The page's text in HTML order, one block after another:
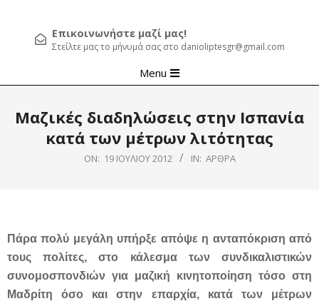
Επικοινωνήστε μαζί μας!
Στείλτε μας το μήνυμά σας στο danioliptesgr@gmail.com
Navigation
Menu
Μαζικές διαδηλώσεις στην Ισπανία
κατά των μέτρων λιτότητας
ON: 19 ΙΟΥΛΊΟΥ 2012 IN: ΆΡΘΡΑ
Πάρα πολύ μεγάλη υπήρξε απόψε η ανταπόκριση από
τους πολίτες, στο κάλεσμα των συνδικαλιστικών
συνομοσπονδιών για μαζική κινητοποίηση τόσο στη
Μαδρίτη όσο και στην επαρχία, κατά των μέτρων